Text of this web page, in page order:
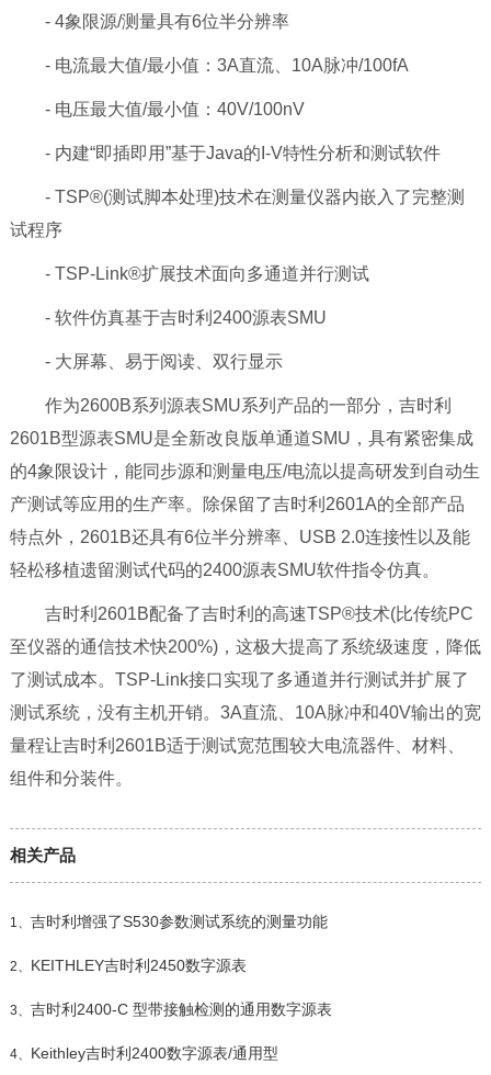
- 4象限源/测量具有6位半分辨率
- 电流最大值/最小值：3A直流、10A脉冲/100fA
- 电压最大值/最小值：40V/100nV
- 内建“即插即用”基于Java的I-V特性分析和测试软件
- TSP®(测试脚本处理)技术在测量仪器内嵌入了完整测
试程序
- TSP-Link®扩展技术面向多通道并行测试
- 软件仿真基于吉时利2400源表SMU
- 大屏幕、易于阅读、双行显示
作为2600B系列源表SMU系列产品的一部分，吉时利
2601B型源表SMU是全新改良版单通道SMU，具有紧密集成
的4象限设计，能同步源和测量电压/电流以提高研发到自动生
产测试等应用的生产率。除保留了吉时利2601A的全部产品
特点外，2601B还具有6位半分辨率、USB 2.0连接性以及能
轻松移植遗留测试代码的2400源表SMU软件指令仿真。
吉时利2601B配备了吉时利的高速TSP®技术(比传统PC
至仪器的通信技术快200%)，这极大提高了系统级速度，降低
了测试成本。TSP-Link接口实现了多通道并行测试并扩展了
测试系统，没有主机开销。3A直流、10A脉冲和40V输出的宽
量程让吉时利2601B适于测试宽范围较大电流器件、材料、
组件和分装件。
相关产品
1、 吉时利增强了S530参数测试系统的测量功能
2、 KEITHLEY吉时利2450数字源表
3、 吉时利2400-C 型带接触检测的通用数字源表
4、 Keithley吉时利2400数字源表/通用型